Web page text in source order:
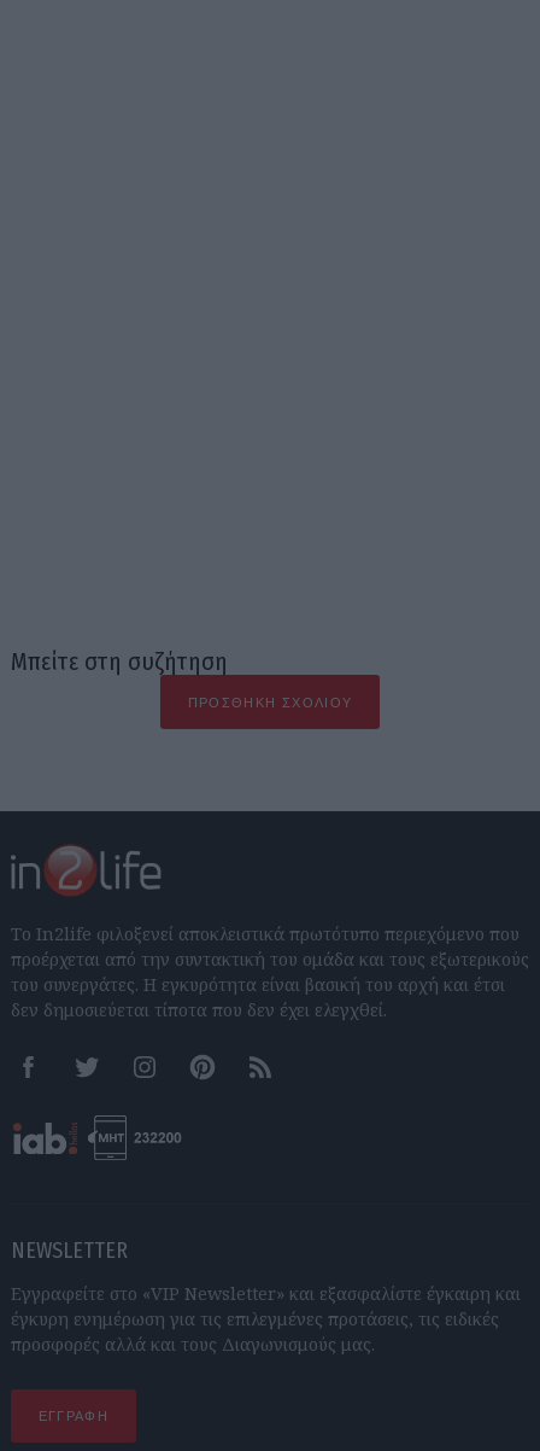
Μπείτε στη συζήτηση
ΠΡΟΣΘΉΚΗ ΣΧΟΛΊΟΥ
Το In2life φιλοξενεί αποκλειστικά πρωτότυπο περιεχόμενο που
προέρχεται από την συντακτική του ομάδα και τους εξωτερικούς
του συνεργάτες. Η εγκυρότητα είναι βασική του αρχή και έτσι
δεν δημοσιεύεται τίποτα που δεν έχει ελεγχθεί.
FacebookTwitter InstagramPinterestRSS feeds
NEWSLETTER
Εγγραφείτε στο «VIP Newsletter» και εξασφαλίστε έγκαιρη και
έγκυρη ενημέρωση για τις επιλεγμένες προτάσεις, τις ειδικές
προσφορές αλλά και τους Διαγωνισμούς μας.
ΕΓΓΡΑΦΗ